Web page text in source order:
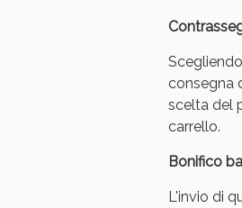
consegna
scelta del
carrello.
Bonifico
L'invio di